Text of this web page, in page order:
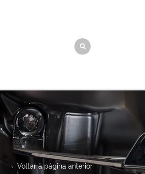
Voltar à página anterior